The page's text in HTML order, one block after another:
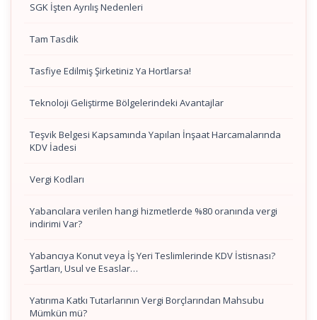
SGK İşten Ayrılış Nedenleri
Tam Tasdik
Tasfiye Edilmiş Şirketiniz Ya Hortlarsa!
Teknoloji Geliştirme Bölgelerindeki Avantajlar
Teşvik Belgesi Kapsamında Yapılan İnşaat Harcamalarında
KDV İadesi
Vergi Kodları
Yabancılara verilen hangi hizmetlerde %80 oranında vergi
indirimi Var?
Yabancıya Konut veya İş Yeri Teslimlerinde KDV İstisnası?
Şartları, Usul ve Esaslar…
Yatırıma Katkı Tutarlarının Vergi Borçlarından Mahsubu
Mümkün mü?